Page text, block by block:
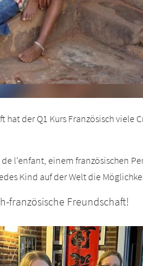
hat der Q1 KursFranzösischviele
de l‘enfant, einem französischen
Kind auf der Welt die
französische Freundschaft!